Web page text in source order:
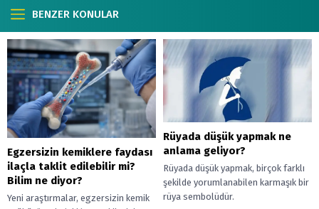
BENZER KONULAR
Egzersizin kemiklere faydası
ilaçla taklit edilebilir mi?
Bilim ne diyor?
Yeni araştırmalar, egzersizin kemik
Rüyada düşük yapmak ne
anlama geliyor?
Rüyada düşük yapmak, birçok farklı
şekilde yorumlanabilen karmaşık bir
rüya sembolüdür.